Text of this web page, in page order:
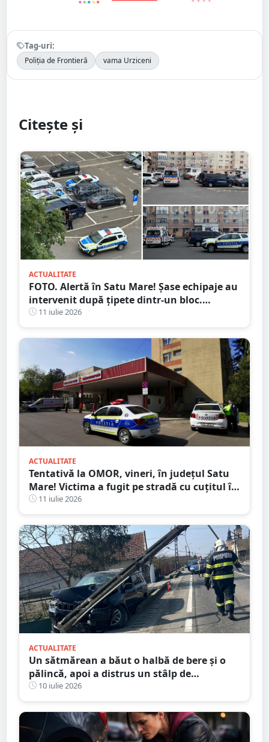
Tag-uri:
Poliția de Frontieră vama Urziceni
Citește și
ACTUALITATE
FOTO. Alertă în Satu Mare! Șase echipaje au
intervenit după țipete dintr-un bloc.
Motivul i-a făcut pe toți să zâmbească
11 iulie 2026
ACTUALITATE
Tentativă la OMOR, vineri, în județul Satu
Mare! Victima a fugit pe stradă cu cuțitul în
piept
11 iulie 2026
ACTUALITATE
Un sătmărean a băut o halbă de bere și o
pălincă, apoi a distrus un stâlp de
electricitate
10 iulie 2026